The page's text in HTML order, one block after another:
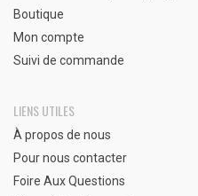
Boutique
Mon compte
Suivi de commande
LIENS UTILES
À propos de nous
Pour nous contacter
Foire Aux Questions